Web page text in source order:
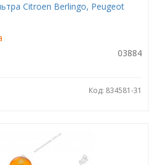
Citroen Berlingo, Peugeot
03884
Код: 834581-31